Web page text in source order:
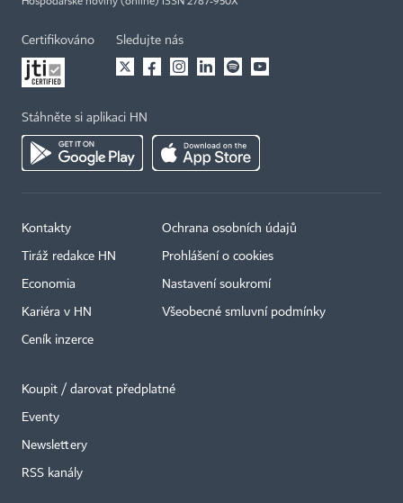
Certifikováno Sledujte nás
Stáhněte si aplikaci HN
Kontakty
Tiráž redakce HN
Economia
Kariéra v HN
Ceník inzerce
Ochrana osobních údajů
Prohlášení o cookies
Nastavení soukromí
Všeobecné smluvní podmínky
Koupit / darovat předplatné
Eventy
Newslettery
RSS kanály